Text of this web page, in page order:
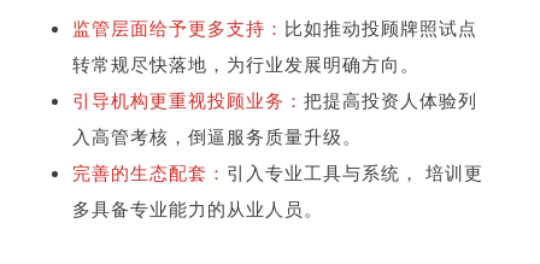
监管层面给予更多支持： 比如推动投顾牌照试点
转常规尽快落地，为行业发展明确方向。
引导机构更重视投顾业务： 把提高投资人体验列
入高管考核，倒逼服务质量升级。
完善的生态配套： 引入专业工具与系统， 培训更
多具备专业能力的从业人员。